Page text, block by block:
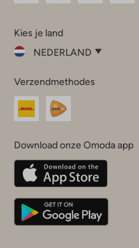
InstagramFacebook
Kies je land
NEDERLAND
je
land
Nederland
Belgique(Français)
Deutschland
Verzendmethodes
Download onze Omoda app